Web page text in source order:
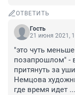
ОТВЕТИТЬ
Гость
21 июня 2021,
"это чуть
позапрошлом" -
притянуть за
Немцова
где время идет